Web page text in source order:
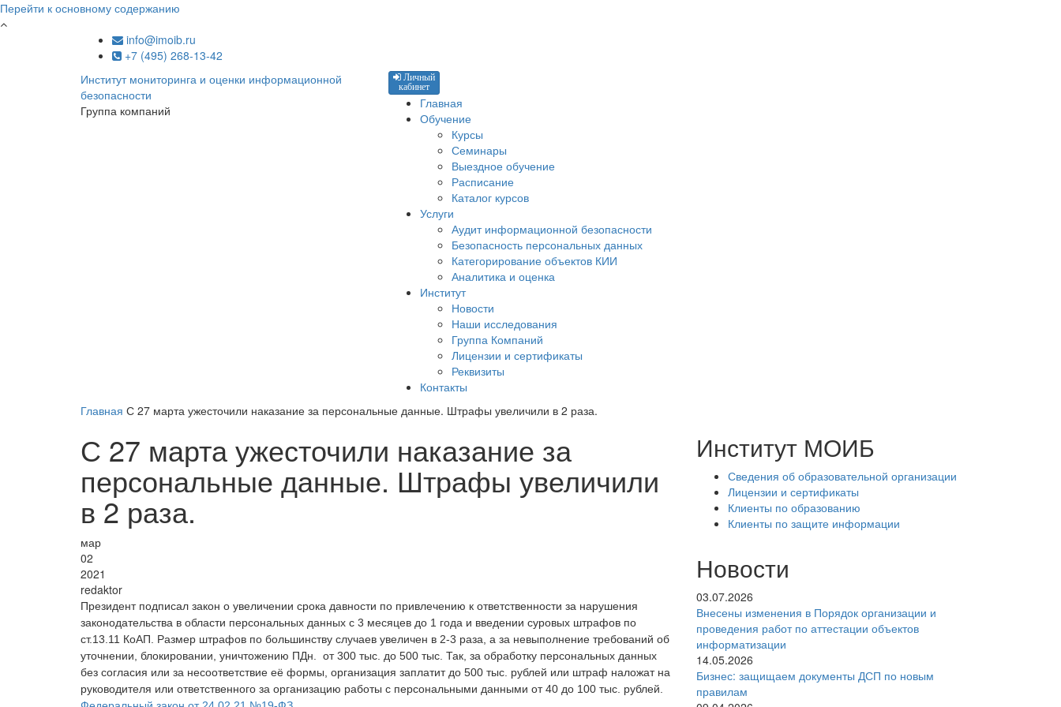
Перейти к основному содержанию
info@imoib.ru
+7 (495) 268-13-42
Институт мониторинга и оценки информационной
безопасности
Группа компаний
Личный
кабинет
Главная
Обучение
Курсы
Семинары
Выездное обучение
Расписание
Каталог курсов
Услуги
Аудит информационной безопасности
Безопасность персональных данных
Категорирование объектов КИИ
Аналитика и оценка
Институт
Новости
Наши исследования
Группа Компаний
Лицензии и сертификаты
Реквизиты
Контакты
Главная С 27 марта ужесточили наказание за персональные данные. Штрафы увеличили в 2 раза.
С 27 марта ужесточили наказание за
персональные данные. Штрафы увеличили
в 2 раза.
мар
02
2021
redaktor
Президент подписал закон о увеличении срока давности по привлечению к ответственности за нарушения
законодательства в области персональных данных с 3 месяцев до 1 года и введении суровых штрафов по
ст.13.11 КоАП. Размер штрафов по большинству случаев увеличен в 2-3 раза, а за невыполнение требований об
уточнении, блокировании, уничтожению ПДн. от 300 тыс. до 500 тыс. Так, за обработку персональных данных
без согласия или за несоответствие её формы, организация заплатит до 500 тыс. рублей или штраф наложат на
руководителя или ответственного за организацию работы с персональными данными от 40 до 100 тыс. рублей.
Институт МОИБ
Сведения об образовательной организации
Лицензии и сертификаты
Клиенты по образованию
Клиенты по защите информации
Новости
03.07.2026
Внесены изменения в Порядок организации и
проведения работ по аттестации объектов
информатизации
14.05.2026
Бизнес: защищаем документы ДСП по новым
правилам